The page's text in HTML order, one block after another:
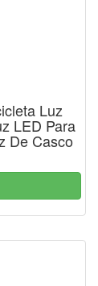
Luz
LED Para
De Casco